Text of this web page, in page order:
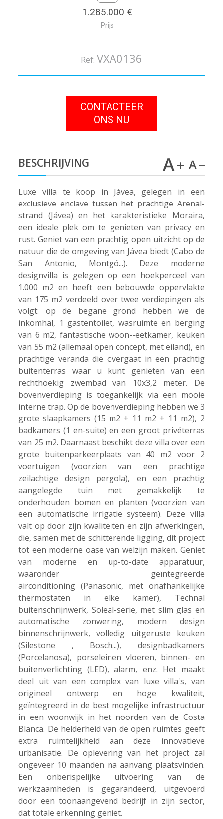
1.285.000 €
Prijs
Ref: VXA0136
CONTACTEER
ONS NU
BESCHRIJVING
Luxe villa te koop in Jávea, gelegen in een
exclusieve enclave tussen het prachtige Arenal-
strand (Jávea) en het karakteristieke Moraira,
een ideale plek om te genieten van privacy en
rust. Geniet van een prachtig open uitzicht op de
natuur die de omgeving van Jávea biedt (Cabo de
San Antonio, Montgó...). Deze moderne
designvilla is gelegen op een hoekperceel van
1.000 m2 en heeft een bebouwde oppervlakte
van 175 m2 verdeeld over twee verdiepingen als
volgt: op de begane grond hebben we de
inkomhal, 1 gastentoilet, wasruimte en berging
van 6 m2, fantastische woon--eetkamer, keuken
van 55 m2 (allemaal open concept, met eiland), en
prachtige veranda die overgaat in een prachtig
buitenterras waar u kunt genieten van een
rechthoekig zwembad van 10x3,2 meter. De
bovenverdieping is toegankelijk via een mooie
interne trap. Op de bovenverdieping hebben we 3
grote slaapkamers (15 m2 + 11 m2 + 11 m2), 2
badkamers (1 en-suite) en een groot privéterras
van 25 m2. Daarnaast beschikt deze villa over een
grote buitenparkeerplaats van 40 m2 voor 2
voertuigen (voorzien van een prachtige
zeilachtige design pergola), en een prachtig
aangelegde tuin met gemakkelijk te
onderhouden bomen en planten (voorzien van
een automatische irrigatie systeem). Deze villa
valt op door zijn kwaliteiten en zijn afwerkingen,
die, samen met de schitterende ligging, dit project
tot een moderne oase van welzijn maken. Geniet
van moderne en up-to-date apparatuur,
waaronder geïntegreerde
airconditioning (Panasonic, met onafhankelijke
thermostaten in elke kamer), Technal
buitenschrijnwerk, Soleal-serie, met slim glas en
automatische zonwering, modern design
binnenschrijnwerk, volledig uitgeruste keuken
(Silestone , Bosch...), designbadkamers
(Porcelanosa), porseleinen vloeren, binnen- en
buitenverlichting (LED), alarm, enz. Het maakt
deel uit van een complex van luxe villa's, van
origineel ontwerp en hoge kwaliteit,
geïntegreerd in de best mogelijke infrastructuur
in een woonwijk in het noorden van de Costa
Blanca. De helderheid van de open ruimtes geeft
extra ruimtelijkheid aan deze innovatieve
urbanisatie. De oplevering van het project zal
ongeveer 10 maanden na aanvang plaatsvinden.
Een onberispelijke uitvoering van de
werkzaamheden is gegarandeerd, uitgevoerd
door een toonaangevend bedrijf in zijn sector,
dat totale erkenning geniet.